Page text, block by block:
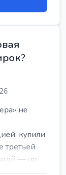
не
купили
третьей
— пр...